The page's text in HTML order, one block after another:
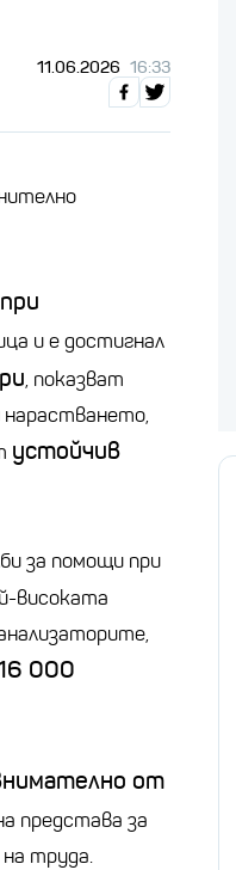
11.06.2026 16:33
и е достигнал
, показват
устойчив
за помощи при
високата
000
от
представа за
труда.